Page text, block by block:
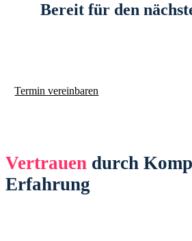
Bereit für den
Termin vereinbaren
Vertrauen durch
Erfahrung